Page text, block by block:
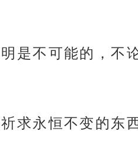
是不可能的，不
求永恒不变的东